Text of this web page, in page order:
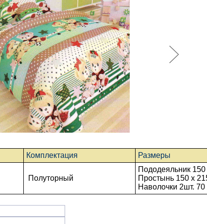
Комплектация Размеры
Полуторный
Пододеяльник
Простынь 150 x
Наволочки 2шт. 70